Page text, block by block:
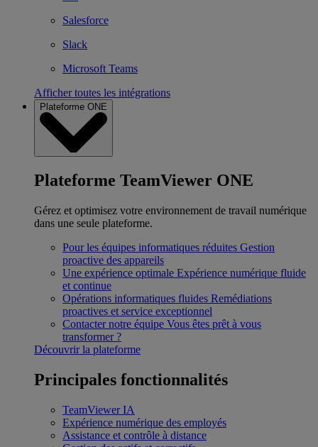
Salesforce
Slack
Microsoft Teams
Afficher toutes les intégrations
Plateforme ONE
Plateforme TeamViewer ONE
Gérez et optimisez votre environnement de travail numérique
dans une seule plateforme.
Pour les équipes informatiques réduites Gestion
proactive des appareils
Une expérience optimale Expérience numérique fluide
et continue
Opérations informatiques fluides Remédiations
proactives et service exceptionnel
Contacter notre équipe Vous êtes prêt à vous
transformer ?
Découvrir la plateforme
Principales fonctionnalités
TeamViewer IA
Expérience numérique des employés
Assistance et contrôle à distance